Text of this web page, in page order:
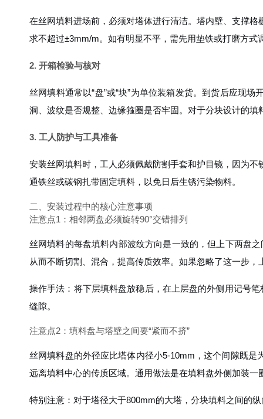
在丝网填料进场前，必须对塔体进行清洁。塔内壁、支撑
求不超过±3mm/m。如有明显不平，需先用垫铁或打磨方
2. 开箱检验与核对
丝网填料通常以“盘”或“块”为单位装箱发货。到货后应现
洞、波纹是否规整、边缘箍圈是否牢固。对于分块设计的
3. 工人防护与工具准备
安装丝网填料时，工人必须佩戴防割手套和护目镜，因为
通铁丝或碳钢扎带固定填料，以免日后生锈污染物料。
二、安装过程中的核心注意事项
注意点1：相邻两盘必须旋转90°交错排列
丝网填料的每盘填料内部波纹方向是一致的，但上下两盘
从而不断切割、混合，提高传质效率。如果忽略了这一步
操作手法：将下层填料盘放稳后，在上层盘的外侧用记号
缝隙。
注意点2：填料盘与塔壁之间要“紧而不挤”
丝网填料盘的外径应比塔体内径小5-10mm，这个间隙既
远离填料中心的传质区域。通用做法是在填料盘外侧加装
特别注意：对于塔径大于800mm的大塔，分块填料之间的